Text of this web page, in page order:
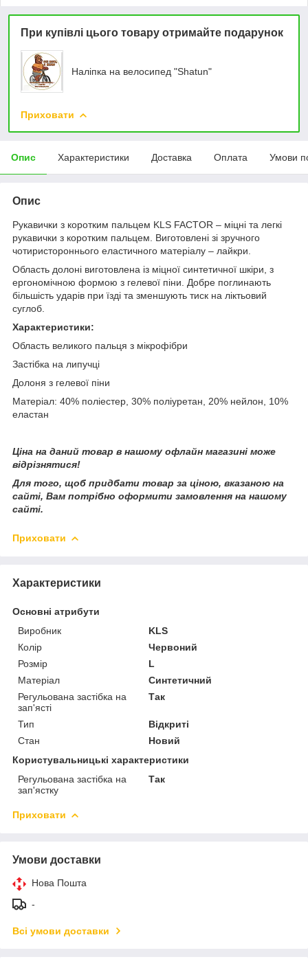
При купівлі цього товару отримайте подарунок
Наліпка на велосипед "Shatun"
Приховати
Опис Характеристики Доставка Оплата Умови
Опис
Рукавички з коротким пальцем KLS FACTOR – міцні та легкі
рукавички з коротким пальцем. Виготовлені зі зручного
чотиристороннього еластичного матеріалу – лайкри.
Область долоні виготовлена із міцної синтетичної шкіри, з
ергономічною формою з гелевої піни. Добре поглинають
більшість ударів при їзді та зменшують тиск на ліктьовий
суглоб.
Характеристики:
Область великого пальця з мікрофібри
Застібка на липучці
Долоня з гелевої піни
Матеріал: 40% поліестер, 30% поліуретан, 20% нейлон, 10%
еластан
Ціна на даний товар в нашому офлайн магазині може
відрізнятися!
Для того, щоб придбати товар за ціною, вказаною на
сайті, Вам потрібно оформити замовлення на нашому
сайті.
Приховати
Характеристики
Основні атрибути
Виробник
KLS
Колір
Червоний
Розмір
L
Матеріал
Синтетичний
Регульована застібка на
зап'ясті
Так
Тип
Відкриті
Стан
Новий
Користувальницькі характеристики
Регульована застібка на
зап'ястку
Так
Приховати
Умови доставки
Нова Пошта
-
Всі умови доставки